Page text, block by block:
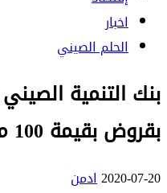
اخبار
الحلم الصيني
بنك التنمية
بقروض بقيمة 100 مليار دولار
2020-07-20ادمن